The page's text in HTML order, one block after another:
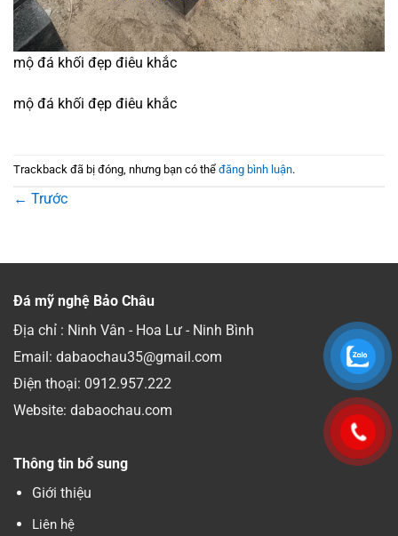
mộ đá khối đẹp điêu khắc
mộ đá khối đẹp điêu khắc
Trackback đã bị đóng, nhưng bạn có thể đăng bình luận.
← Trước
Đá mỹ nghệ Bảo Châu
Địa chỉ : Ninh Vân - Hoa Lư - Ninh Bình
Email: dabaochau35@gmail.com
Điện thoại: 0912.957.222
Website: dabaochau.com
Thông tin bổ sung
Giới thiệu
Liên hệ